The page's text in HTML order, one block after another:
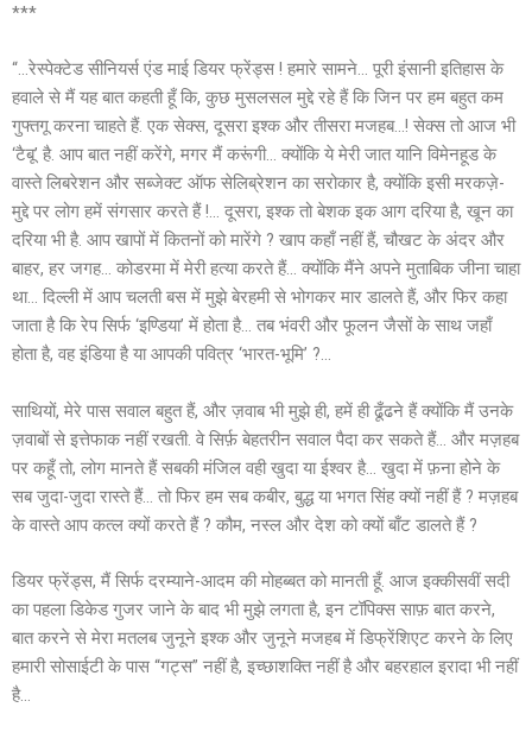
***
“…रेस्पेक्टेड सीनियर्स एंड माई डियर फ्रेंड्स ! हमारे सामने… पूरी इंसानी इतिहास के
हवाले से मैं यह बात कहती हूँ कि, कुछ मुसलसल मुद्दे रहे हैं कि जिन पर हम बहुत कम
गुफ्तगू करना चाहते हैं. एक सेक्स, दूसरा इश्क और तीसरा मजहब…! सेक्स तो आज भी
‘टैबू’ है. आप बात नहीं करेंगे, मगर मैं करूंगी… क्योंकि ये मेरी जात यानि विमेनहूड के
वास्ते लिबरेशन और सब्जेक्ट ऑफ सेलिब्रेशन का सरोकार है, क्योंकि इसी मरकज़े-
मुद्दे पर लोग हमें संगसार करते हैं !… दूसरा, इश्क तो बेशक इक आग दरिया है, खून का
दरिया भी है. आप खापों में कितनों को मारेंगे ? खाप कहाँ नहीं हैं, चौखट के अंदर और
बाहर, हर जगह… कोडरमा में मेरी हत्या करते हैं… क्योंकि मैंने अपने मुताबिक जीना चाहा
था… दिल्ली में आप चलती बस में मुझे बेरहमी से भोगकर मार डालते हैं, और फिर कहा
जाता है कि रेप सिर्फ ‘इण्डिया’ में होता है… तब भंवरी और फूलन जैसों के साथ जहाँ
होता है, वह इंडिया है या आपकी पवित्र ‘भारत-भूमि’ ?…
साथियों, मेरे पास सवाल बहुत हैं, और ज़वाब भी मुझे ही, हमें ही ढूँढने हैं क्योंकि मैं उनके
ज़वाबों से इत्तेफाक नहीं रखती. वे सिर्फ़ बेहतरीन सवाल पैदा कर सकते हैं… और मज़हब
पर कहूँ तो, लोग मानते हैं सबकी मंजिल वही खुदा या ईश्वर है… खुदा में फ़ना होने के
सब जुदा-जुदा रास्ते हैं… तो फिर हम सब कबीर, बुद्ध या भगत सिंह क्यों नहीं हैं ? मज़हब
के वास्ते आप कत्ल क्यों करते हैं ? कौम, नस्ल और देश को क्यों बाँट डालते हैं ?
डियर फ्रेंड्स, मैं सिर्फ दरम्याने-आदम की मोहब्बत को मानती हूँ. आज इक्कीसवीं सदी
का पहला डिकेड गुजर जाने के बाद भी मुझे लगता है, इन टॉपिक्स साफ़ बात करने,
बात करने से मेरा मतलब जुनूने इश्क और जुनूने मजहब में डिफ्रेंशिएट करने के लिए
हमारी सोसाईटी के पास “गट्स” नहीं है, इच्छाशक्ति नहीं है और बहरहाल इरादा भी नहीं
है…